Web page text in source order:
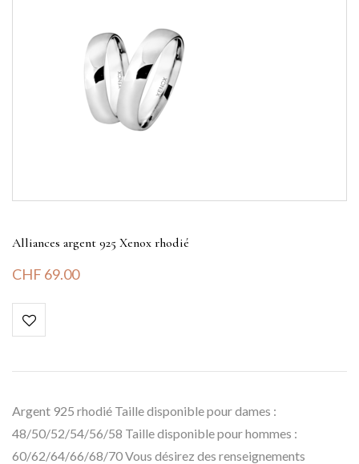
Alliances argent 925 Xenox rhodié
CHF 69.00
Argent 925 rhodié Taille disponible pour dames :
48/50/52/54/56/58 Taille disponible pour hommes :
60/62/64/66/68/70 Vous désirez des renseignements